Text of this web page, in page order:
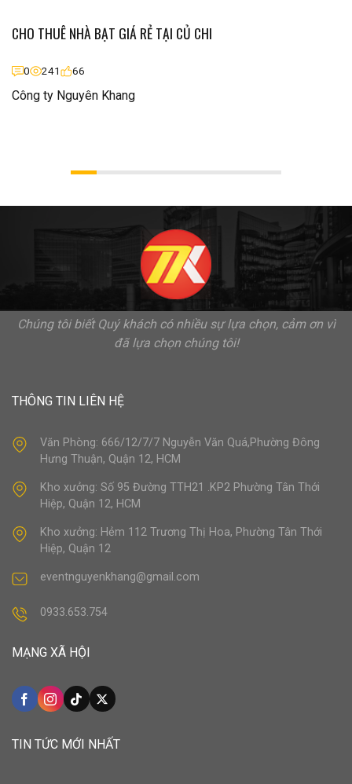
CHO THUÊ NHÀ BẠT GIÁ RẺ TẠI CỦ CHI
0 241 66
Công ty Nguyên Khang
Chúng tôi biết Quý khách có nhiều sự lựa chọn, cảm ơn vì
đã lựa chọn chúng tôi!
THÔNG TIN LIÊN HỆ
Văn Phòng: 666/12/7/7 Nguyễn Văn Quá,Phường Đông
Hưng Thuận, Quận 12, HCM
Kho xưởng: Số 95 Đường TTH21 .KP2 Phường Tân Thới
Hiệp, Quận 12, HCM
Kho xưởng: Hẻm 112 Trương Thị Hoa, Phường Tân Thới
Hiệp, Quận 12
eventnguyenkhang@gmail.com
0933.653.754
MẠNG XÃ HỘI
TIN TỨC MỚI NHẤT